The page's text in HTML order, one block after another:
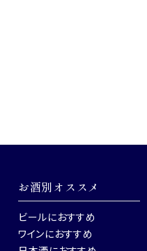
お酒別オススメ
ビールにおすすめ
ワインにおすすめ